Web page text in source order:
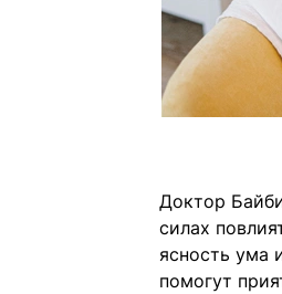
Доктор
силах
ясность ума
помогут